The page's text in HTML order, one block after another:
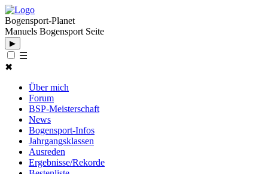
Bogensport-Planet
Manuels Bogensport Seite
▶
☰
✖
Über mich
Forum
BSP-Meisterschaft
News
Bogensport-Infos
Jahrgangsklassen
Ausreden
Ergebnisse/Rekorde